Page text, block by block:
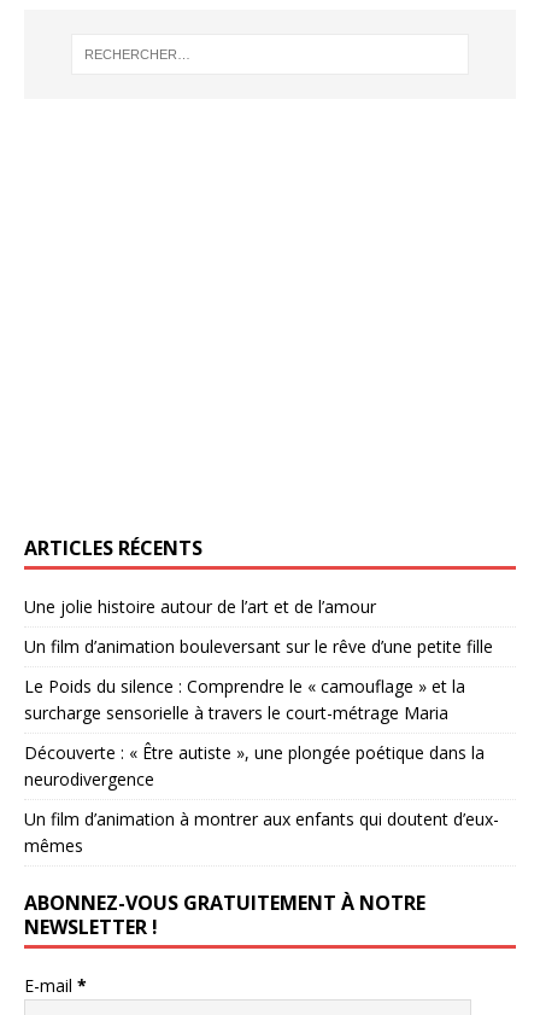
ARTICLES RÉCENTS
Une jolie histoire autour de l’art et de l’amour
Un film d’animation bouleversant sur le rêve d’une petite fille
Le Poids du silence : Comprendre le « camouflage » et la
surcharge sensorielle à travers le court-métrage Maria
Découverte : « Être autiste », une plongée poétique dans la
neurodivergence
Un film d’animation à montrer aux enfants qui doutent d’eux-
mêmes
ABONNEZ-VOUS GRATUITEMENT À NOTRE
NEWSLETTER !
E-mail *